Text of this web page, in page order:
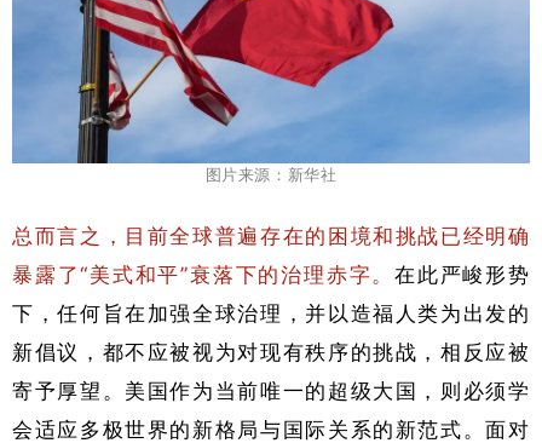
图片来源：新华社
总而言之，目前全球普遍存在的困境和挑战已经明确
暴露了“美式和平”衰落下的治理赤字。在此严峻形势
下，任何旨在加强全球治理，并以造福人类为出发的
新倡议，都不应被视为对现有秩序的挑战，相反应被
寄予厚望。美国作为当前唯一的超级大国，则必须学
会适应多极世界的新格局与国际关系的新范式。面对